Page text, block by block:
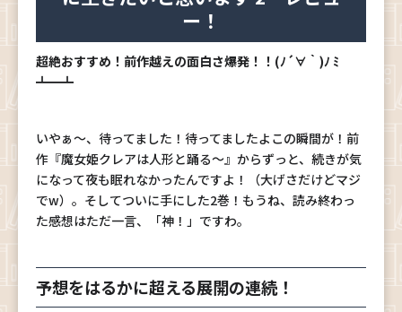
ー！
超絶おすすめ！前作越えの面白さ爆発！！(ﾉ´∀｀)ﾉ ﾐ
┻━┻
いやぁ～、待ってました！待ってましたよこの瞬間が！前
作『魔女姫クレアは人形と踊る～』からずっと、続きが気
になって夜も眠れなかったんですよ！（大げさだけどマジ
でw）。そしてついに手にした2巻！もうね、読み終わっ
た感想はただ一言、「神！」ですわ。
予想をはるかに超える展開の連続！